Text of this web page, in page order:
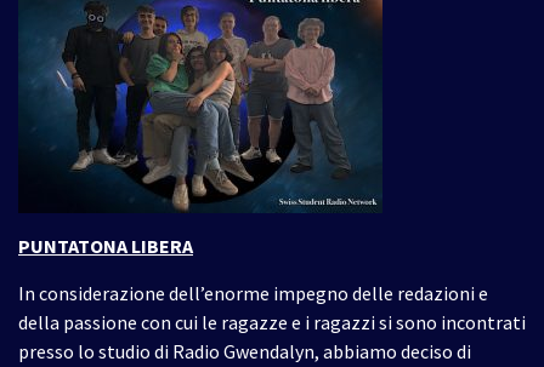
PUNTATONA LIBERA
In considerazione dell’enorme impegno delle redazioni e
della passione con cui le ragazze e i ragazzi si sono incontrati
presso lo studio di Radio Gwendalyn, abbiamo deciso di